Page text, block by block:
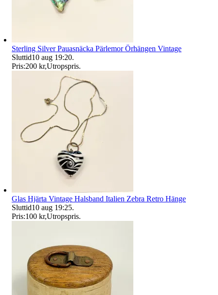
Sterling Silver Pauasnäcka Pärlemor Örhängen Vintage
Sluttid10 aug 19:20.
Pris:200 kr,Utropspris.
Glas Hjärta Vintage Halsband Italien Zebra Retro Hänge
Sluttid10 aug 19:25.
Pris:100 kr,Utropspris.